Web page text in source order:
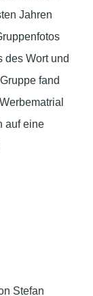
Jahren
des Wort und
fand
auf eine
Stefan